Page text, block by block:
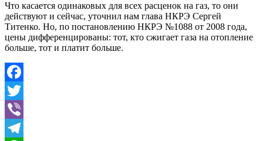
Что касается одинаковых для всех расценок на газ, то они
действуют и сейчас, уточнил нам глава НКРЭ Сергей
Титенко. Но, по постановлению НКРЭ №1088 от 2008 года,
цены дифференцированы: тот, кто сжигает газа на отопление
больше, тот и платит больше.
Facebook
Twitter
Viber